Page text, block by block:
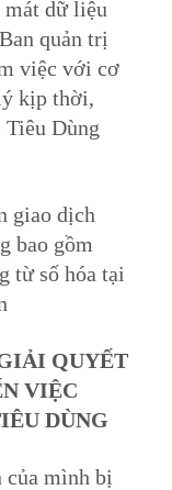
mát dữ liệu
quản trị
việc với cơ
kịp thời,
Dùng
giao dịch
bao gồm
từ số hóa tại
QUYẾT
VIỆC
DÙNG
của mình bị